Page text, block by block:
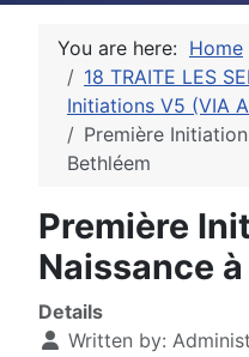
You are here: Home
18 TRAITE LES
Initiations V5 (VIA
Première
Bethléem
Première
Naissance
Details
Written by: